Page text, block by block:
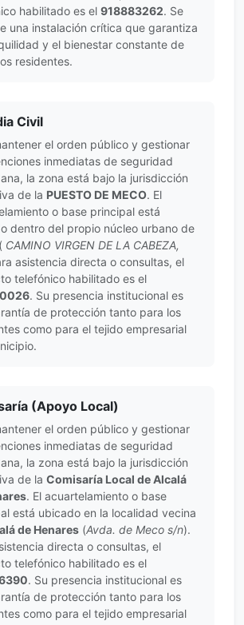
habilitado es el 918883262. Se
una instalación crítica que garantiza
y el bienestar constante de
residentes.
Civil
el orden público y gestionar
inmediatas de seguridad
la zona está bajo la jurisdicción
de la PUESTO DE MECO. El
o base principal está
dentro del propio núcleo urbano de
( CAMINO VIRGEN DE LA CABEZA,
asistencia directa o consultas, el
telefónico habilitado es el
. Su presencia institucional es
de protección tanto para los
como para el tejido empresarial
(Apoyo Local)
el orden público y gestionar
inmediatas de seguridad
la zona está bajo la jurisdicción
de la Comisaría Local de Alcalá
. El acuartelamiento o base
está ubicado en la localidad vecina
de Henares (Avda. de Meco s/n).
directa o consultas, el
telefónico habilitado es el
. Su presencia institucional es
de protección tanto para los
como para el tejido empresarial